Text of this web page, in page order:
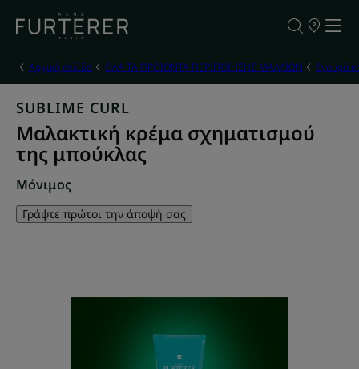
ΣΗΜΕΙΑ
ΜΑΣ
Αρχική σελίδα ΟΛΑ ΤΑ ΠΡΟΪΟΝΤΑ ΠΕΡΙΠΟΙΗΣΗΣ ΜΑΛΛΙΩΝ Σγουρά
SUBLIME CURL
Μαλακτική κρέμα σχηματισμού
της μπούκλας
Μόνιμος
Γράψτε πρώτοι την άποψή σας